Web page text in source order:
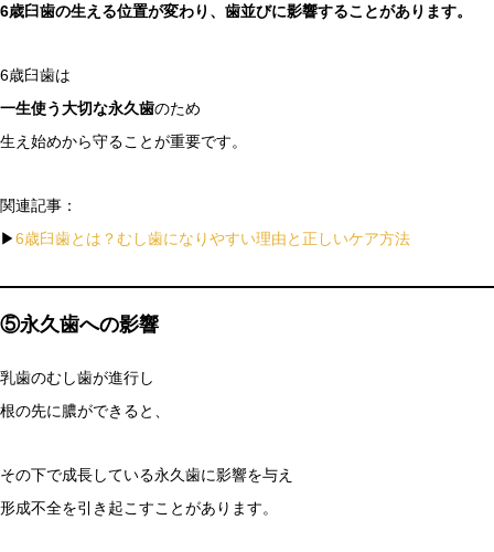
6歳臼歯の生える位置が変わり、歯並びに影響することがあります。
6歳臼歯は
一生使う大切な永久歯のため
生え始めから守ることが重要です。
関連記事：
▶6歳臼歯とは？むし歯になりやすい理由と正しいケア方法
⑤永久歯への影響
乳歯のむし歯が進行し
根の先に膿ができると、
その下で成長している永久歯に影響を与え
形成不全を引き起こすことがあります。